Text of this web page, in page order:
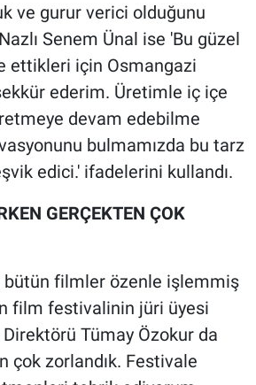
ve gurur verici olduğunu
Senem Ünal ise 'Bu güzel
ettikleri için Osmangazi
ederim. Üretimle iç içe
devam edebilme
bulmamızda bu tarz
edici.' ifadelerini kullandı.
GERÇEKTEN ÇOK
bütün filmler özenle işlemmiş
film festivalinin jüri üyesi
Tümay Özokur da
çok zorlandık. Festivale